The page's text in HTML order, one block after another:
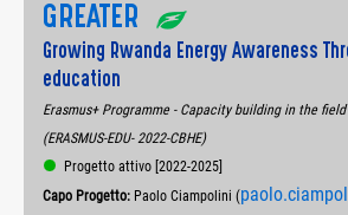
GREATER
Growing Rwanda Energy Awareness
education
Erasmus+ Programme - Capacity building in the
(ERASMUS-EDU- 2022-CBHE)
Progetto attivo [2022-2025]
Capo Progetto: Paolo Ciampolini (